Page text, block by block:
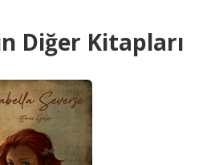
Diğer Kitapları